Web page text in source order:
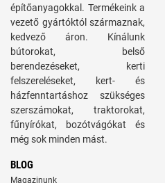
építőanyagokkal. Termékeink a
vezető gyártóktól származnak,
kedvező áron. Kínálunk
bútorokat, belső
berendezéseket, kerti
felszereléseket, kert- és
házfenntartáshoz szükséges
szerszámokat, traktorokat,
fűnyírókat, bozótvágókat és
még sok minden mást.
BLOG
Magazinunk